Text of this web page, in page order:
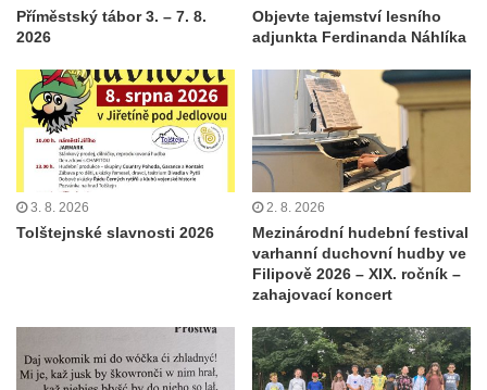
Příměstský tábor 3. – 7. 8.
2026
Objevte tajemství lesního
adjunkta Ferdinanda Náhlíka
3. 8. 2026
Tolštejnské slavnosti 2026
2. 8. 2026
Mezinárodní hudební festival
varhanní duchovní hudby ve
Filipově 2026 – XIX. ročník –
zahajovací koncert